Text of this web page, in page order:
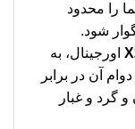
را محدود
شود.
اورجینال، به
آن در برابر
گرد و غبار